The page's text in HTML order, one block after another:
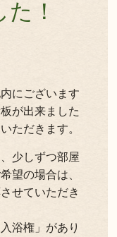
！
にございます
が出来ました
ただきます。
少しずつ部屋
望の場合は、
せていただき
浴権」があり